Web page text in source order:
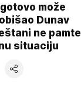
može
Dunav
ne pamte
situaciju